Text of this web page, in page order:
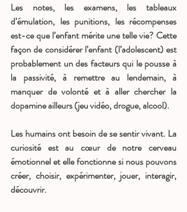
Les notes, les examens, les tableaux
d’émulation, les punitions, les récompenses
est-ce que l’enfant mérite une telle vie? Cette
façon de considérer l’enfant (l’adolescent) est
probablement un des facteurs qui le pousse à
la passivité, à remettre au lendemain, à
manquer de volonté et à aller chercher la
dopamine ailleurs (jeu vidéo, drogue, alcool).
Les humains ont besoin de se sentir vivant. La
curiosité est au cœur de notre cerveau
émotionnel et elle fonctionne si nous pouvons
créer, choisir, expérimenter, jouer, interagir,
découvrir.